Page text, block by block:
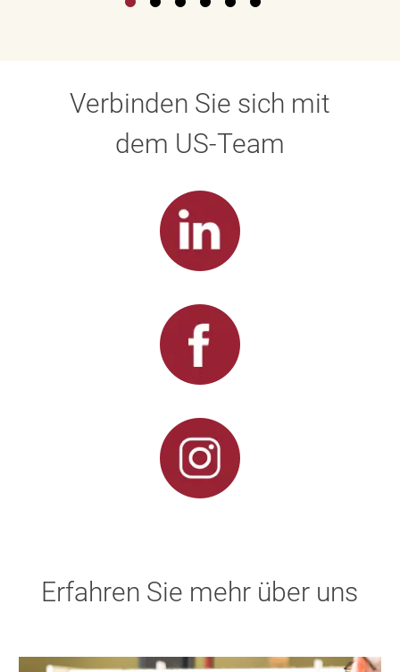
Verbinden Sie sich mit
dem US-Team
Erfahren Sie mehr über uns